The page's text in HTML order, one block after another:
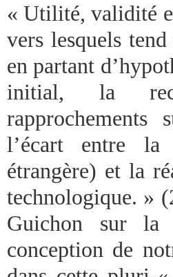
« Utilité, validité
vers lesquels
en partant
initial, la
rapprochements
l’écart entre la
étrangère) et la
technologique. »
Guichon sur la
conception de